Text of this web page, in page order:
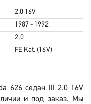
2.0 16V
1987 - 1992
2,0
FE Kat. (16V)
626 седан III 2.0 16V
и под заказ. Мы